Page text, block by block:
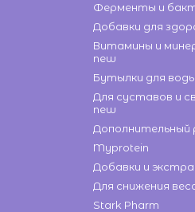
Ферменты и
Добавки для
Витамины и
new
Бутылки для воды
Для суставов и
new
Дополнительный
Myprotein
Добавки и
Для снижения
Stark Pharm